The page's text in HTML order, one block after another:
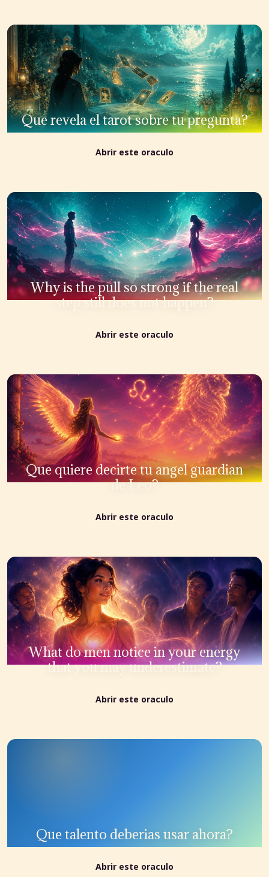
Que revela el tarot sobre tu pregunta?
Abrir este oraculo
Why is the pull so strong if the real
step still does not happen?
Abrir este oraculo
Que quiere decirte tu angel guardian
de Leo?
Abrir este oraculo
What do men notice in your energy
that you may underestimate?
Abrir este oraculo
Que talento deberias usar ahora?
Abrir este oraculo